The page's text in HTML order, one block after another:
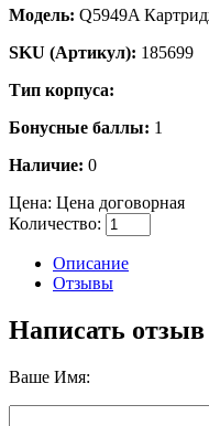
Модель: Q5949A
SKU (Артикул): 185699
Тип корпуса:
Бонусные баллы: 1
Наличие: 0
Цена: Цена договорная
Количество:
Описание
Отзывы
Написать отзыв
Ваше Имя: